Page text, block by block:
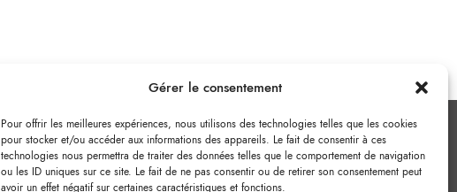
Gérer le consentement
Pour offrir les meilleures expériences, nous utilisons des technologies telles que les cookies
pour stocker et/ou accéder aux informations des appareils. Le fait de consentir à ces
technologies nous permettra de traiter des données telles que le comportement de navigation
ou les ID uniques sur ce site. Le fait de ne pas consentir ou de retirer son consentement peut
avoir un effet négatif sur certaines caractéristiques et fonctions.